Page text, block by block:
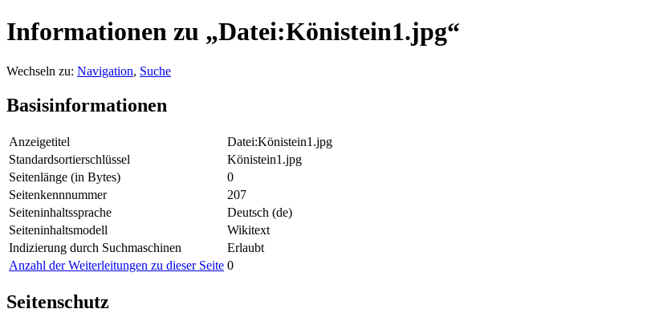
Informationen zu „Datei:Könistein1.jpg“
Wechseln zu: Navigation, Suche
Basisinformationen
Anzeigetitel
Datei:Könistein1.jpg
Standardsortierschlüssel
Könistein1.jpg
Seitenlänge (in Bytes)
0
Seitenkennnummer
207
Seiteninhaltssprache
Deutsch (de)
Seiteninhaltsmodell
Wikitext
Indizierung durch Suchmaschinen
Erlaubt
Anzahl der Weiterleitungen zu dieser Seite 0
Seitenschutz